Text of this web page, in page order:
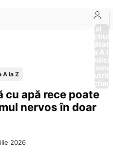
Boli si
Afectiuni
Sănătate
de la A
A la Z
cu apă rece poate
nervos în doar
2026